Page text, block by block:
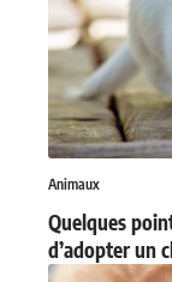
Animaux
Quelques
d’adopter un